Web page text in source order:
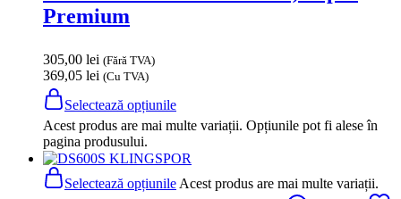
Premium
305,00 lei (Fără TVA)
369,05 lei (Cu TVA)
Selectează opțiunile
Acest produs are mai multe variații. Opțiunile pot fi alese în
pagina produsului.
Selectează opțiunile Acest produs are mai multe variații.